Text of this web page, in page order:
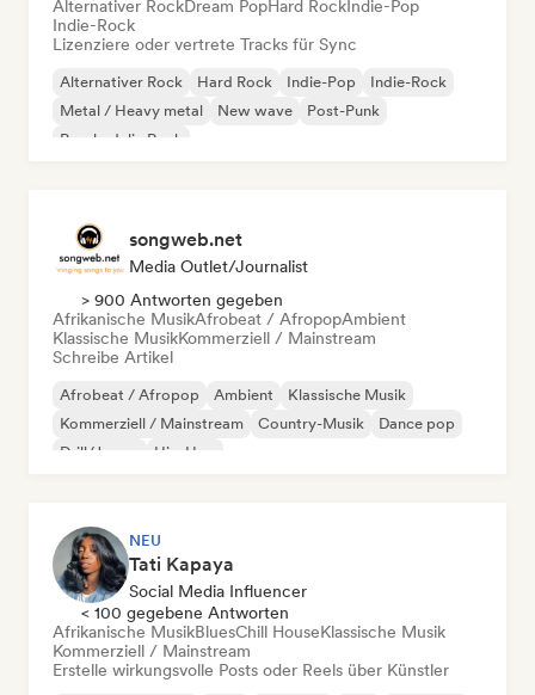
Alternativer RockDream PopHard RockIndie-Pop
Indie-Rock
Lizenziere oder vertrete Tracks für Sync
Alternativer Rock Hard Rock Indie-Pop
Indie-Rock
Metal / Heavy metal
New wave
Post-Punk
Psychedelic Rock
songweb.net
Media Outlet/Journalist
> 900 Antworten gegeben
Afrikanische MusikAfrobeat / AfropopAmbient
Klassische MusikKommerziell / Mainstream
Schreibe Artikel
Afrobeat / Afropop Ambient
Klassische Musik
Kommerziell / Mainstream
Country-Musik
Dance pop
Drill/Jersey
Hip-Hop
NEU
Tati Kapaya
Social Media Influencer
< 100 gegebene Antworten
Afrikanische MusikBluesChill HouseKlassische Musik
Kommerziell / Mainstream
Erstelle wirkungsvolle Posts oder Reels über Künstler